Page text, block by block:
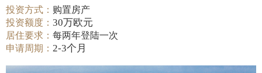
投资方式： 购置房产
投资额度：30万欧元
居住要求：每两年登陆一次
申请周期： 2-3个月